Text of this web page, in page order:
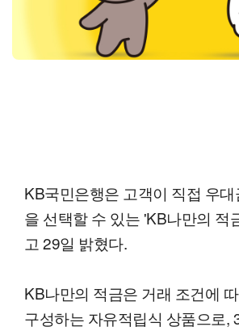
KB국민은행은 고객이 직접 우
을 선택할 수 있는 'KB나만의 적
고 29일 밝혔다.
KB나만의 적금은 거래 조건에
구성하는 자유적립식 상품으로,